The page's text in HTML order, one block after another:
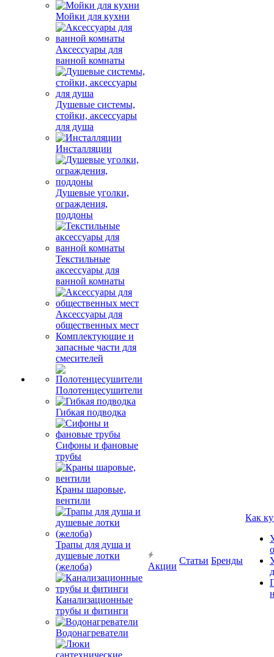
Мойки для кухни
Аксессуары для
ванной комнаты
Душевые системы,
стойки, аксессуары
для душа
Инсталляции
Душевые уголки,
ограждения,
поддоны
Текстильные
аксессуары для
ванной комнаты
Аксессуары для
общественных мест
Комплектующие и
запасные части для
смесителей
Полотенцесушители
Гибкая подводка
Сифоны и фановые
трубы
Краны шаровые,
вентили
Трапы для душа и
душевые лотки
(желоба)
Канализационные
трубы и фитинги
Водонагреватели
Акции
Статьи Бренды
Как